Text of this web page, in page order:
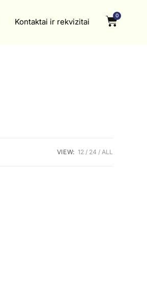
Kontaktai ir rekvizitai
0
VIEW: 12 24 ALL